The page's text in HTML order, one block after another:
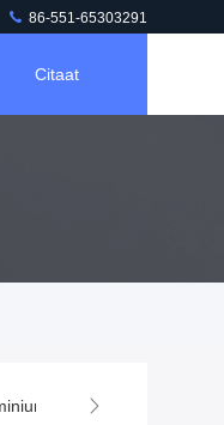
86-551-65303291
Citaat